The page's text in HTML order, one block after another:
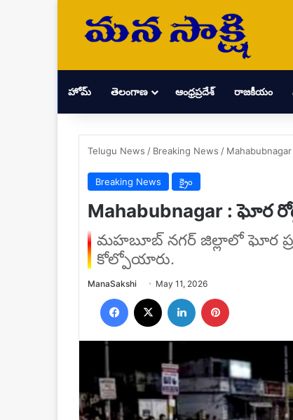
హోమ్ తెలంగాణ ఆంధ్రప్రదేశ్ రాజకీయం
Telugu News / Breaking News /
Breaking News క్రైం
Mahabubnagar : ఘోర
మహబూబ్ నగర్ జిల్లాలో ఘోర
కోల్పోయారు.
ManaSakshiSend
email
May 11, 2026
Facebook LinkedIn